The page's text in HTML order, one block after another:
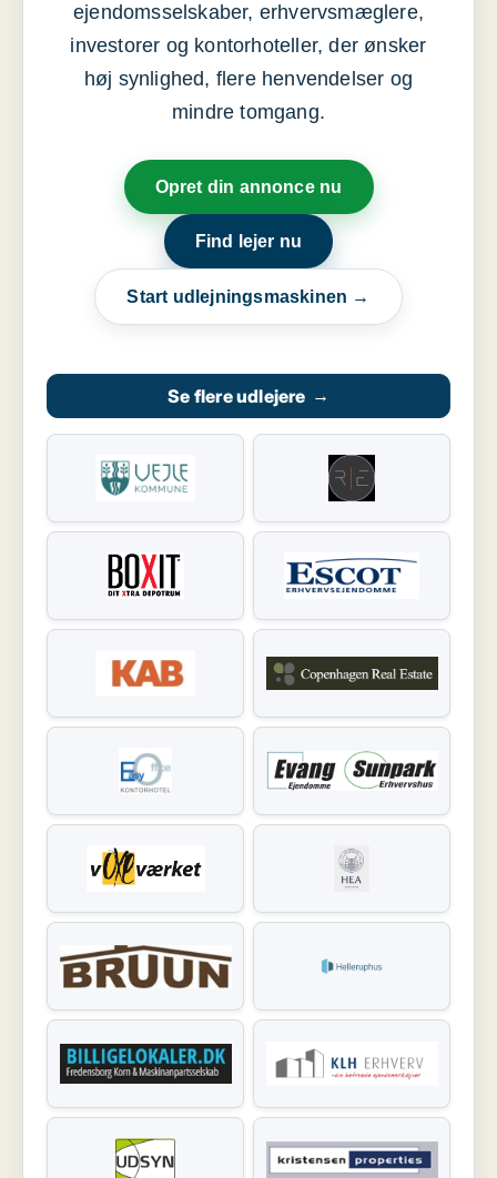
ejendomsselskaber, erhvervsmæglere,
investorer og kontorhoteller, der ønsker
høj synlighed, flere henvendelser og
mindre tomgang.
Opret din annonce nu
Find lejer nu
Start udlejningsmaskinen →
Se flere udlejere →